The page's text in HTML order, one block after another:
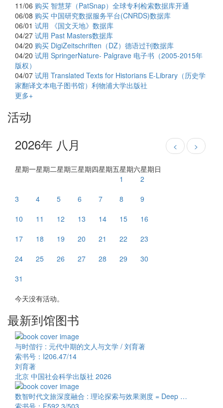
11/06 购买 智慧芽（PatSnap）全球专利检索数据库开通
06/08 购买 中国研究数据服务平台(CNRDS)数据库
06/01 试用
《国文天地》数据库
04/27 试用 Past Masters数据库
04/20 购买 DigiZeitschriften（DZ）德语过刊数据库
04/20 试用 SpringerNature- Palgrave 电子书（2005-2015年
版权）
04/07 试用 Translated Texts for Historians E-Library（历史学
家翻译文本电子图书馆）利物浦大学出版社
更多+
活动
2026年 八月
< >
星期一星期二星期三星期四星期五星期六星期日
1
2
3
4 5 6 7 8
9
10
11 12 13 14 15
16
17
18 19 20 21 22
23
24
25 26 27 28 29
30
31
今天没有活动。
最新到馆图书
与时偕行 : 元代中期的文人与文学 / 刘育著
索书号：I206.47/14
刘育著
北京 中国社会科学出版社 2026
数智时代文旅深度融合 : 理论探索与效果测度 = Deep …